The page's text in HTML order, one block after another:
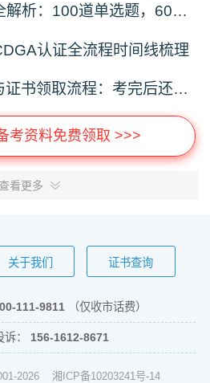
CDGA考试题型全解析：100道单选题，60分及格
认证全流程时间线梳理
CDGA成绩查询与证书领取流程：考完后还要做什么？
考资料免费领取 >>>
查看更多
关于我们 证书查询
111-9811 （仅收市话费）
诉： 156-1612-8671
2026 湘ICP备10203241号-14